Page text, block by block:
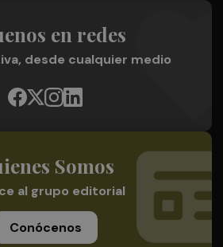
en redes
desde cualquier medio
Somos
al grupo editorial
Conócenos